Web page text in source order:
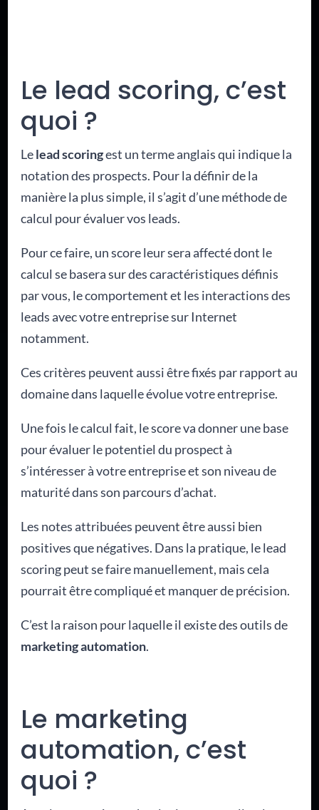
Le lead scoring, c’est
quoi ?
Lelead scoringest un terme anglais qui indique la
notation des prospects. Pour la définir de la
manière la plus simple, il s’agit d’une méthode de
calcul pour évaluer vos leads.
Pour ce faire, un score leur sera affecté dont le
calcul se basera sur des caractéristiques définis
par vous, le comportement et les interactions des
leads avec votre entreprise sur Internet
notamment.
Ces critères peuvent aussi être fixés par rapport au
domaine dans laquelle évolue votre entreprise.
Une fois le calcul fait, le score va donner une base
pour évaluer le potentiel du prospect à
s’intéresser à votre entreprise et son niveau de
maturité dans son parcours d’achat.
Les notes attribuées peuvent être aussi bien
positives que négatives. Dans la pratique, le lead
scoring peut se faire manuellement, mais cela
pourrait être compliqué et manquer de précision.
C’est la raison pour laquelle il existe des outils de
marketing automation.
Le marketing
automation, c’est
quoi ?